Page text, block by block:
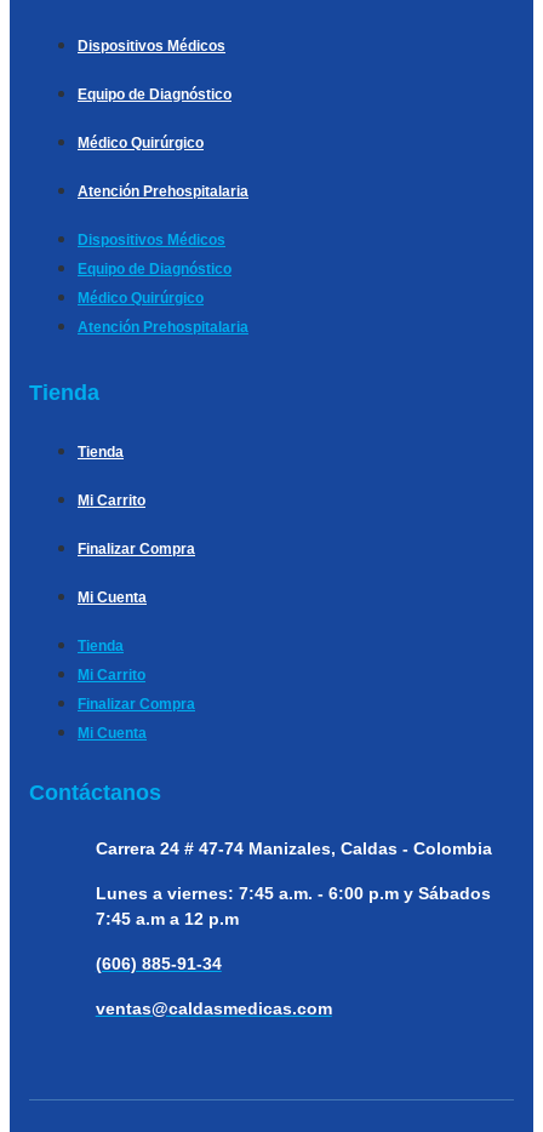
Dispositivos Médicos
Equipo de Diagnóstico
Médico Quirúrgico
Atención Prehospitalaria
Dispositivos Médicos
Equipo de Diagnóstico
Médico Quirúrgico
Atención Prehospitalaria
Tienda
Tienda
Mi Carrito
Finalizar Compra
Mi Cuenta
Tienda
Mi Carrito
Finalizar Compra
Mi Cuenta
Contáctanos
Carrera 24 # 47-74 Manizales, Caldas - Colombia
Lunes a viernes: 7:45 a.m. - 6:00 p.m y Sábados
7:45 a.m a 12 p.m
(606) 885-91-34
ventas@caldasmedicas.com